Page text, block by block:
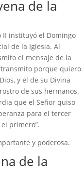
de la
II instituyó el Domingo
de la Iglesia. Al
el mensaje de la
porque quiero
y el de su Divina
de sus hermanos.
que el Señor quiso
para el tercer
primero”.
y poderosa.
de la